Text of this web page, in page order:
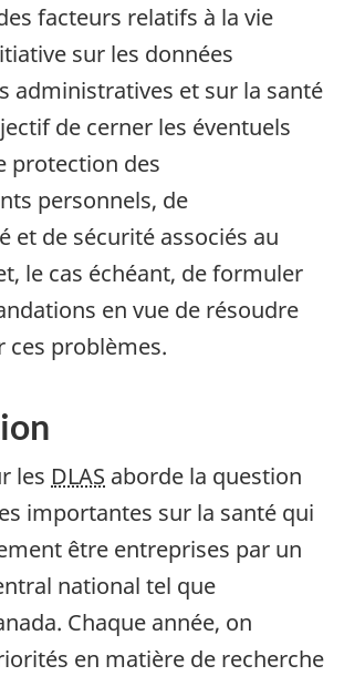
facteurs relatifs à la vie
sur les données
administratives et sur la santé
de cerner les éventuels
protection des
personnels, de
et de sécurité associés au
le cas échéant, de formuler
en vue de résoudre
problèmes.
les DLAS aborde la question
importantes sur la santé qui
être entreprises par un
national tel que
Chaque année, on
en matière de recherche